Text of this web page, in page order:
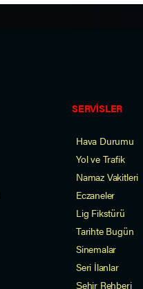
SERVİSLER
Hava Durumu
Yol ve Trafik
Namaz Vakitleri
Eczaneler
Lig Fikstürü
Tarihte Bugün
Sinemalar
Seri İlanlar
Şehir Rehberi